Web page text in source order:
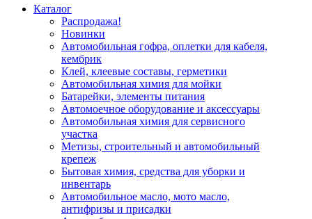
Каталог
Распродажа!
Новинки
Автомобильная гофра, оплетки для кабеля,
кембрик
Клей, клеевые составы, герметики
Автомобильная химия для мойки
Батарейки, элементы питания
Автомоечное оборудование и аксессуары
Автомобильная химия для сервисного
участка
Метизы, строительный и автомобильный
крепеж
Бытовая химия, средства для уборки и
инвентарь
Автомобильное масло, мото масло,
антифризы и присадки